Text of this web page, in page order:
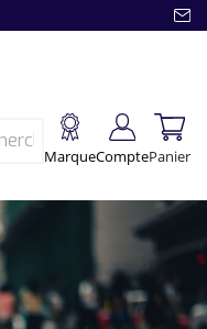
MarqueComptePanier